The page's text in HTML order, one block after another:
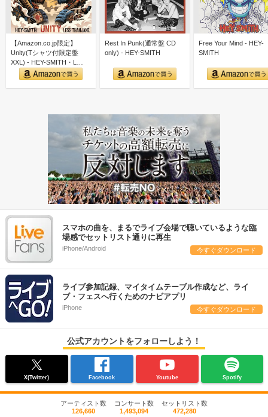
【Amazon.co.jp限定】
Unity(Tシャツ付限定盤
XXL) - HEY-SMITH・L…
Rest In Punk(通常盤 CD
only) - HEY-SMITH
Free Your Mind - HEY-
SMITH
スマホの曲を、まるでライブ会場で聴いているような臨
場感でセットリスト通りに再生
iPhone/Android 今すぐダウンロード
ライブ参加記録、マイタイムテーブル作成など、ライ
ブ・フェスへ行くためのナビアプリ
iPhone 今すぐダウンロード
公式アカウントをフォローしよう！
X(Twitter) Facebook Youtube Spotify
アーティスト数
126,660
コンサート数
1,493,094
セットリスト数
472,280